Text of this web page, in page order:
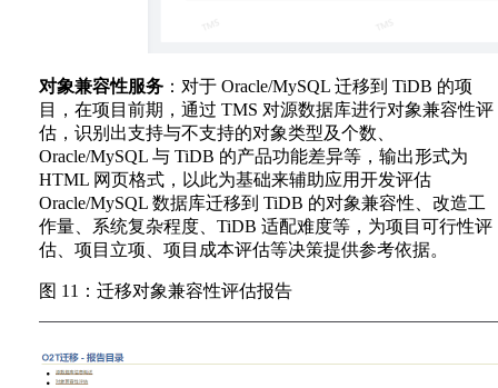
对象兼容性服务 ：对于 Oracle/MySQL 迁移到 TiDB 的项
目，在项目前期，通过 TMS 对源数据库进行对象兼容性评
估，识别出支持与不支持的对象类型及个数、
Oracle/MySQL 与 TiDB 的产品功能差异等，输出形式为
HTML 网页格式，以此为基础来辅助应用开发评估
Oracle/MySQL 数据库迁移到 TiDB 的对象兼容性、改造工
作量、系统复杂程度、TiDB 适配难度等，为项目可行性评
估、项目立项、项目成本评估等决策提供参考依据。
图 11：迁移对象兼容性评估报告